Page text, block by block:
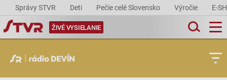
Správy STVR Deti Pečie celé Slovensko Výročie E-
ŽIVÉ VYSIELANIE